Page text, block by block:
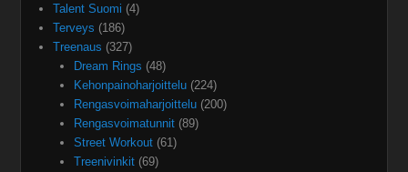
Talent Suomi (4)
Terveys (186)
Treenaus (327)
Dream Rings (48)
Kehonpainoharjoittelu(224)
Rengasvoimaharjoittelu(200)
Rengasvoimatunnit(89)
Street Workout(61)
Treenivinkit(69)